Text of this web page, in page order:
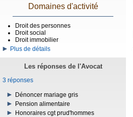
Domaines d'activité
Droit des personnes
Droit social
Droit immobilier
Plus de détails
Les réponses de l'Avocat
3 réponses
Dénoncer mariage gris
Pension alimentaire
Honoraires cgt prud'hommes